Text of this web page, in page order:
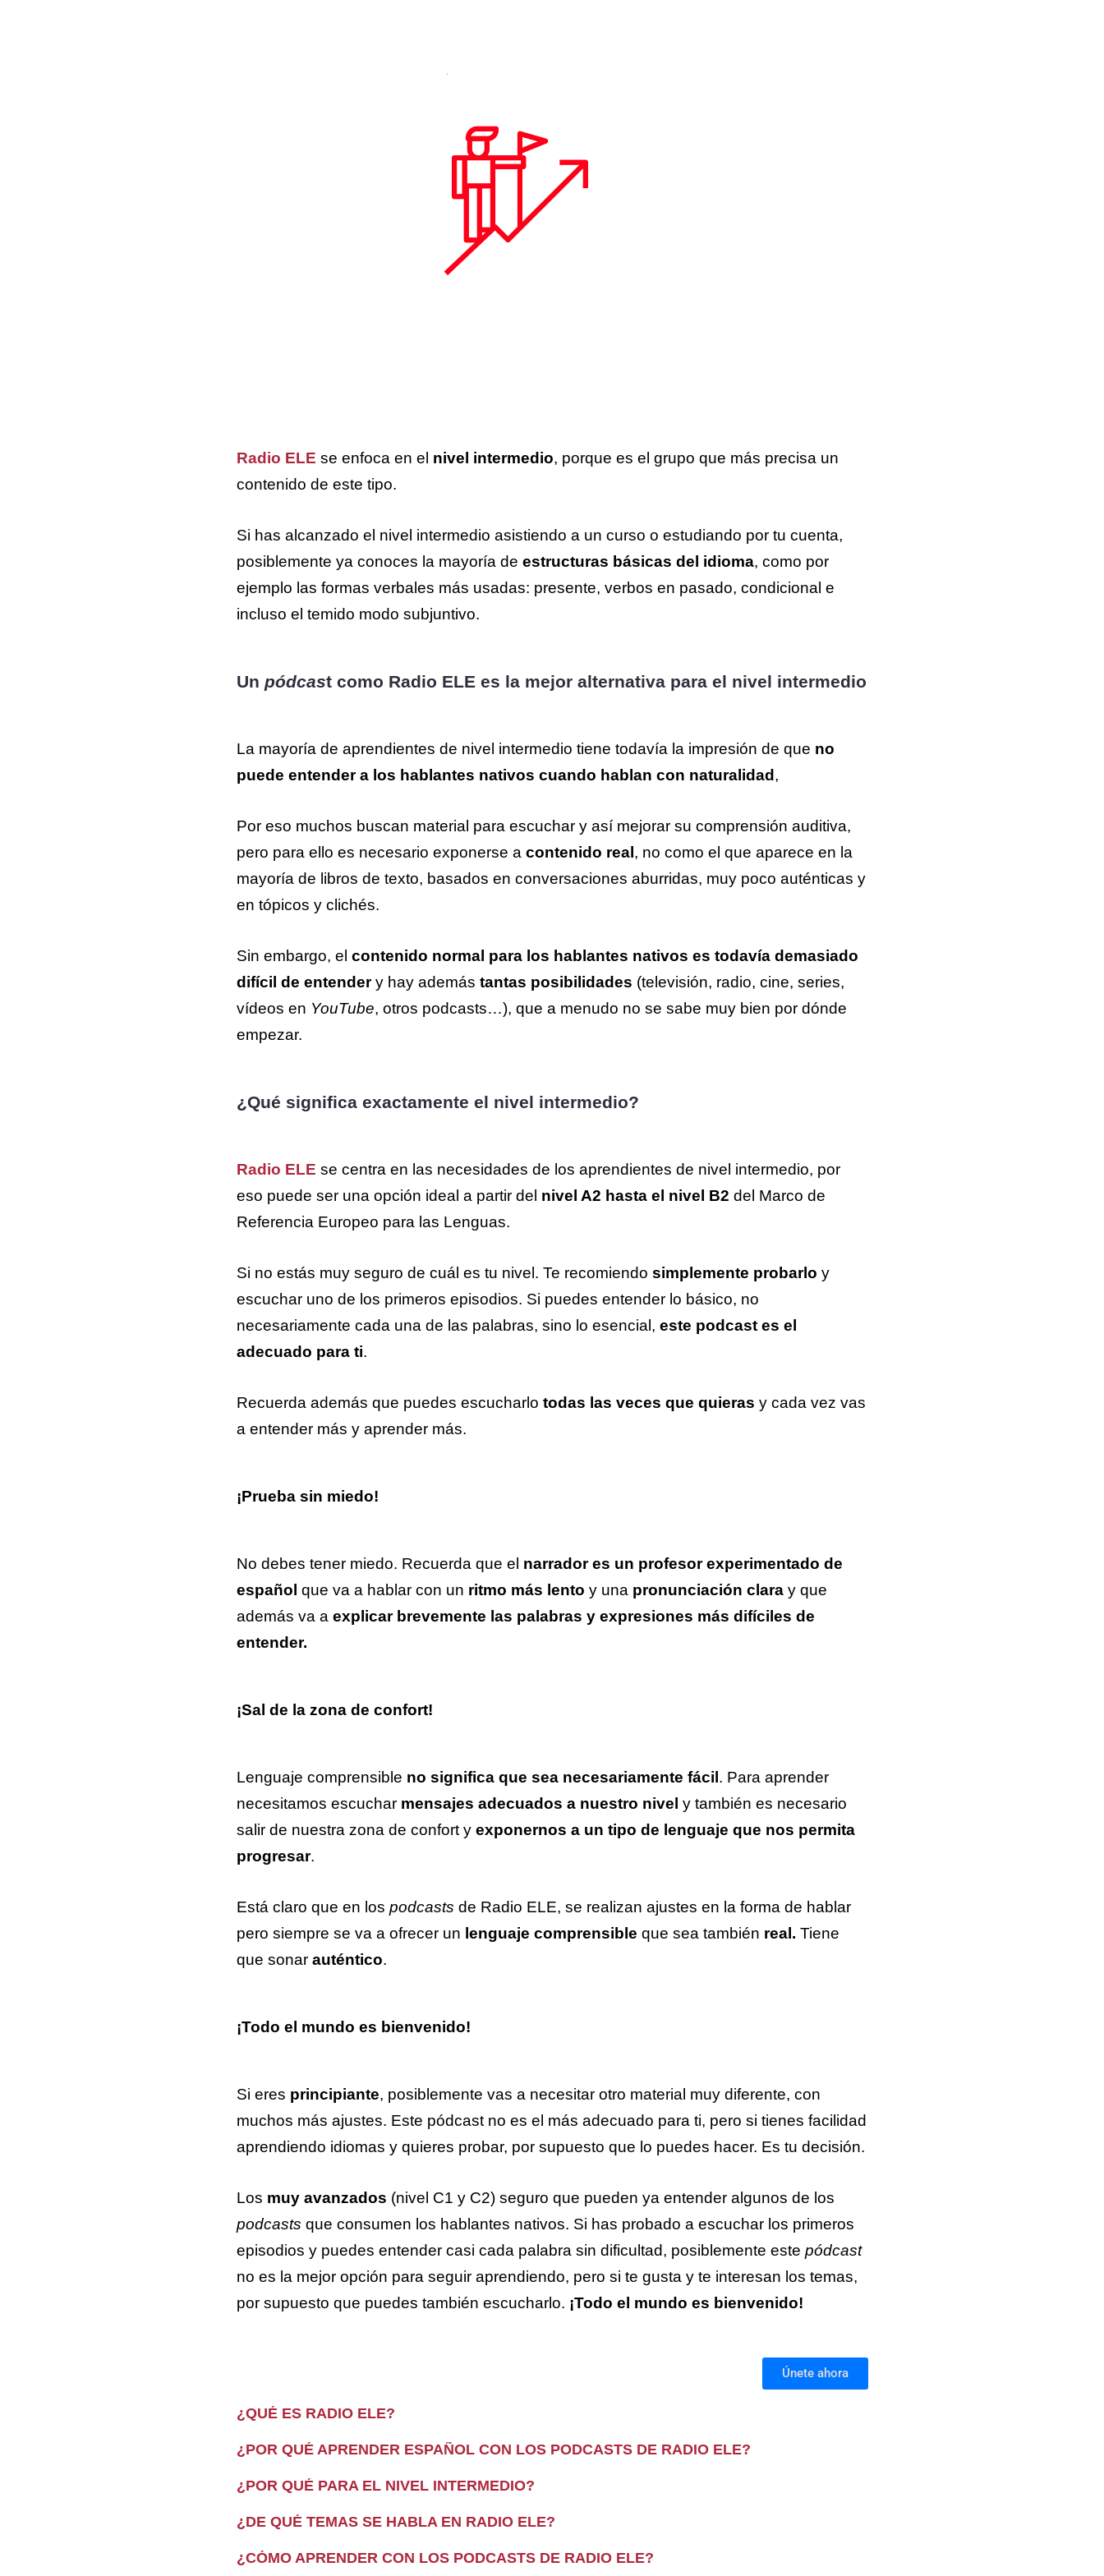
Radio ELE se enfoca en el nivel intermedio, porque es el grupo que más precisa un
contenido de este tipo.
Si has alcanzado el nivel intermedio asistiendo a un curso o estudiando por tu cuenta,
posiblemente ya conoces la mayoría de estructuras básicas del idioma, como por
ejemplo las formas verbales más usadas: presente, verbos en pasado, condicional e
incluso el temido modo subjuntivo.
Un pódcast como Radio ELE es la mejor alternativa para el nivel intermedio
La mayoría de aprendientes de nivel intermedio tiene todavía la impresión de que no
puede entender a los hablantes nativos cuando hablan con naturalidad ,
Por eso muchos buscan material para escuchar y así mejorar su comprensión auditiva,
pero para ello es necesario exponerse a contenido real , no como el que aparece en la
mayoría de libros de texto, basados en conversaciones aburridas, muy poco auténticas y
en tópicos y clichés.
Sin embargo, el contenido normal para los hablantes nativos es todavía demasiado
difícil de entendery hay además tantas posibilidades (televisión, radio, cine, series,
vídeos en YouTube, otros podcasts…), que a menudo no se sabe muy bien por dónde
empezar.
¿Qué significa exactamente el nivel intermedio?
Radio ELE se centra en las necesidades de los aprendientes de nivel intermedio, por
eso puede ser una opción ideal a partir del nivel A2 hasta el nivel B2 del Marco de
Referencia Europeo para las Lenguas.
Si no estás muy seguro de cuál es tu nivel. Te recomiendo simplemente probarlo y
escuchar uno de los primeros episodios. Si puedes entender lo básico, no
necesariamente cada una de las palabras, sino lo esencial, este podcast es el
adecuado para ti.
Recuerda además que puedes escucharlo todas las veces que quieras y cada vez vas
a entender más y aprender más.
¡Prueba sin miedo!
No debes tener miedo. Recuerda que el narrador es un profesor experimentado de
español que va a hablar con un ritmo más lento y una pronunciación claray que
además va a explicar brevemente las palabras y expresiones más difíciles de
entender.
¡Sal de la zona de confort!
Lenguaje comprensible no significa que sea necesariamente fácil . Para aprender
necesitamos escuchar mensajes adecuados a nuestro nivel y también es necesario
salir de nuestra zona de confort y exponernos a un tipo de lenguaje que nos permita
progresar.
Está claro que en los podcasts de Radio ELE, se realizan ajustes en la forma de hablar
pero siempre se va a ofrecer un lenguaje comprensible que sea también real. Tiene
que sonarauténtico.
¡Todo el mundo es bienvenido!
Si eres principiante, posiblemente vas a necesitar otro material muy diferente, con
muchos más ajustes. Este pódcast no es el más adecuado para ti, pero si tienes facilidad
aprendiendo idiomas y quieres probar, por supuesto que lo puedes hacer. Es tu decisión.
Los muy avanzados (nivel C1 y C2) seguro que pueden ya entender algunos de los
podcasts que consumen los hablantes nativos. Si has probado a escuchar los primeros
episodios y puedes entender casi cada palabra sin dificultad, posiblemente este pódcast
no es la mejor opción para seguir aprendiendo, pero si te gusta y te interesan los temas,
por supuesto que puedes también escucharlo. ¡Todo el mundo es bienvenido!
Únete ahora
¿QUÉ ES RADIO ELE?
¿POR QUÉ APRENDER ESPAÑOL CON LOS PODCASTS DE RADIO ELE?
¿POR QUÉ PARA EL NIVEL INTERMEDIO?
¿DE QUÉ TEMAS SE HABLA EN RADIO ELE?
¿CÓMO APRENDER CON LOS PODCASTS DE RADIO ELE?